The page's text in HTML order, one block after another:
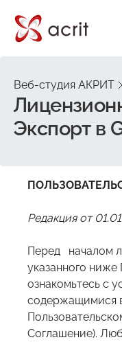
Веб-студия АКРИТ
Экспорт в
Редакция от 01.01
Перед началом
указанного
ознакомьтесь с
содержащимися
Соглашение).